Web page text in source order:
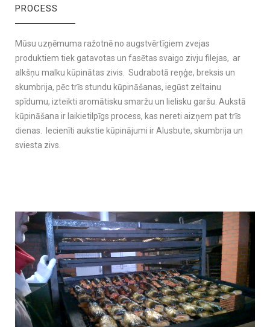
PROCESS
Mūsu uzņēmuma ražotnē no augstvērtīgiem zvejas
produktiem tiek gatavotas un fasētas svaigo zivju filejas, ar
alkšņu malku kūpinātas zivis. Sudrabotā reņģe, breksis un
skumbrija, pēc trīs stundu kūpināšanas, iegūst zeltainu
spīdumu, izteikti aromātisku smaržu un lielisku garšu. Aukstā
kūpināšana ir laikietilpīgs process, kas nereti aizņem pat trīs
dienas. Iecienīti aukstie kūpinājumi ir Alusbute, skumbrija un
sviesta zivs.